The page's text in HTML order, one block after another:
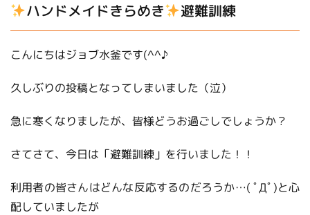
ハンドメイドきらめき 避難訓練
こんにちはジョブ水釜です(^^♪
久しぶりの投稿となってしまいました（泣）
急に寒くなりましたが、皆様どうお過ごしでしょうか？
さてさて、今日は「避難訓練」を行いました！！
利用者の皆さんはどんな反応するのだろうか…( ﾟДﾟ)と心
配していましたが